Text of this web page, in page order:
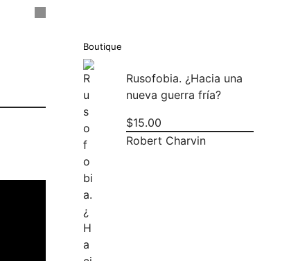
Boutique
Rusofobia. ¿Hacia una
nueva guerra fría?
$15.00
Robert Charvin